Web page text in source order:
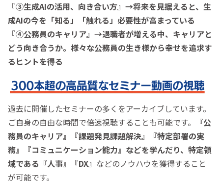
『③生成AIの活用、向き合い方』→将来を見据えると、生
成AIの今を「知る」「触れる」必要性が高まっている
『④公務員のキャリア』→退職者が増える中、キャリアと
どう向き合うか。様々な公務員の生き様から幸せを追求す
るヒントを得る
過去に開催したセミナーの多くをアーカイブしています。
ご自身の自由な時間で倍速視聴することも可能です。
『公
務員のキャリア』『課題発見課題解決』『特定部署の実
務』『コミュニケーション能力』などを学んだり、特定領
域である 『人事』『DX』 などのノウハウを獲得すること
が可能です。